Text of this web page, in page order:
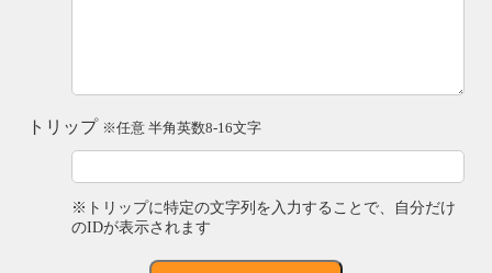
トリップ ※任意 半角英数8-16文字
※トリップに特定の文字列を入力することで、自分だけ
のIDが表示されます